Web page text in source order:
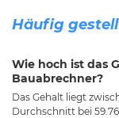
Häufig
Wie hoch ist das
Bauabrechner?
Das Gehalt liegt
Durchschnitt bei